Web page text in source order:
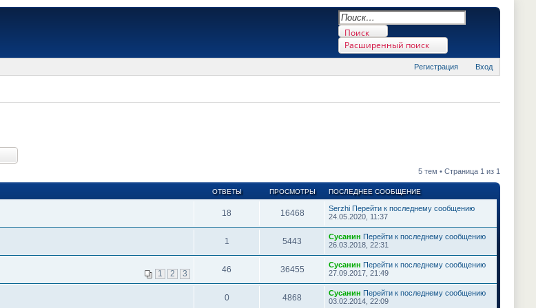
Поиск
Расширенный поиск
Вход
Регистрация
5 тем • Страница 1 из 1
ОТВЕТЫ ПРОСМОТРЫ ПОСЛЕДНЕЕ СООБЩЕНИЕ
18 16468 Serzhi Перейти к последнему сообщению
24.05.2020, 11:37
1 5443 Сусанин Перейти к последнему сообщению
26.03.2018, 22:31
1 2 3 46 36455 Сусанин Перейти к последнему сообщению
27.09.2017, 21:49
0 4868 Сусанин Перейти к последнему сообщению
03.02.2014, 22:09